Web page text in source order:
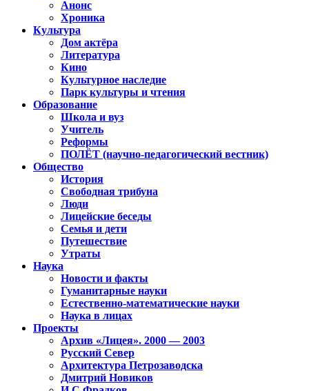
Анонс
Хроника
Культура
Дом актёра
Литература
Кино
Культурное наследие
Парк культуры и чтения
Образование
Школа и вуз
Учитель
Реформы
ПОЛЁТ (научно-педагогический вестник)
Общество
История
Свободная трибуна
Люди
Лицейские беседы
Семья и дети
Путешествие
Утраты
Наука
Новости и факты
Гуманитарные науки
Естественно-математические науки
Наука в лицах
Проекты
Архив «Лицея». 2000 — 2003
Русский Север
Архитектура Петрозаводска
Дмитрий Новиков